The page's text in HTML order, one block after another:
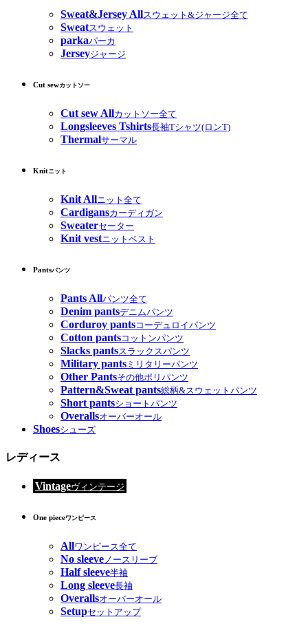
Sweat&Jersey Allスウェット&ジャージ全て
Sweatスウェット
parkaパーカ
Jerseyジャージ
Cut sewカットソー
Cut sew Allカットソー全て
Longsleeves Tshirts長袖Tシャツ(ロンT)
Thermalサーマル
Knitニット
Knit Allニット全て
Cardigansカーディガン
Sweaterセーター
Knit vestニットベスト
Pantsパンツ
Pants Allパンツ全て
Denim pantsデニムパンツ
Corduroy pantsコーデュロイパンツ
Cotton pantsコットンパンツ
Slacks pantsスラックスパンツ
Military pants ミリタリーパンツ
Other Pantsその他ポリパンツ
Pattern&Sweat pants総柄&スウェットパンツ
Short pantsショートパンツ
Overallsオーバーオール
Shoesシューズ
レディース
Vintageヴィンテージ
One pieceワンピース
Allワンピース全て
No sleeve ノースリーブ
Half sleeve半袖
Long sleeve長袖
Overallsオーバーオール
Setupセットアップ